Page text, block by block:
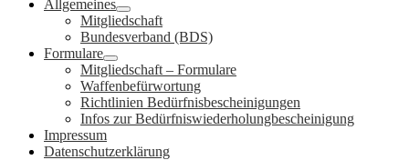
Allgemeines
Mitgliedschaft
Bundesverband (BDS)
Formulare
Mitgliedschaft – Formulare
Waffenbefürwortung
Richtlinien Bedürfnisbescheinigungen
Infos zur Bedürfniswiederholungbescheinigung
Impressum
Datenschutzerklärung